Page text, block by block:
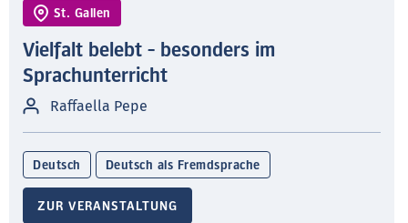
St. Gallen
Vielfalt belebt - besonders im
Sprachunterricht
Raffaella Pepe
Deutsch Deutsch als Fremdsprache
ZUR VERANSTALTUNG